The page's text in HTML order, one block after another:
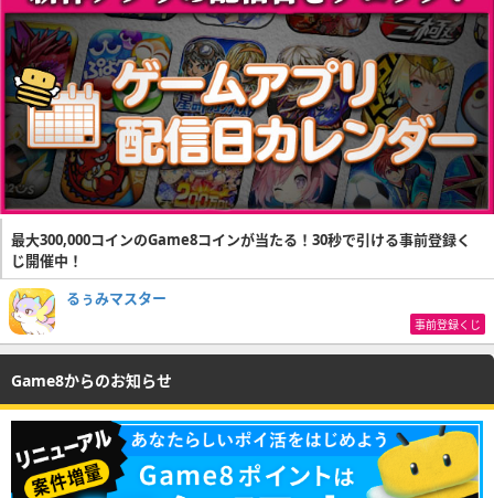
最大300,000コインのGame8コインが当たる！30秒で引ける事前登録く
じ開催中！
るぅみマスター
事前登録くじ
Game8からのお知らせ